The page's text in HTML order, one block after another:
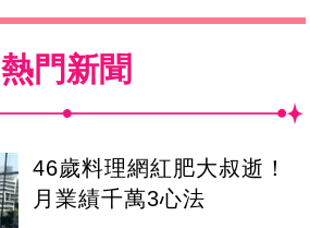
熱門新聞
46歲料理網紅肥大叔逝！
月業績千萬3心法